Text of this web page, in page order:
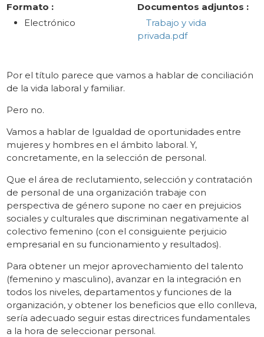
Formato :
Electrónico
Documentos adjuntos :
Trabajo y vida
privada.pdf
Por el título parece que vamos a hablar de conciliación
de la vida laboral y familiar.
Pero no.
Vamos a hablar de Igualdad de oportunidades entre
mujeres y hombres en el ámbito laboral. Y,
concretamente, en la selección de personal.
Que el área de reclutamiento, selección y contratación
de personal de una organización trabaje con
perspectiva de género supone no caer en prejuicios
sociales y culturales que discriminan negativamente al
colectivo femenino (con el consiguiente perjuicio
empresarial en su funcionamiento y resultados).
Para obtener un mejor aprovechamiento del talento
(femenino y masculino), avanzar en la integración en
todos los niveles, departamentos y funciones de la
organización, y obtener los beneficios que ello conlleva,
sería adecuado seguir estas directrices fundamentales
a la hora de seleccionar personal.